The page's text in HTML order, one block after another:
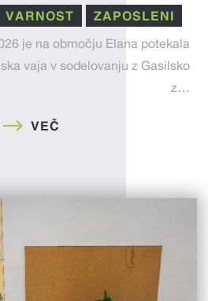
VARNOST ZAPOSLENI
je na območju Elana potekala
vaja v sodelovanju z Gasilsko
z…
VEČ